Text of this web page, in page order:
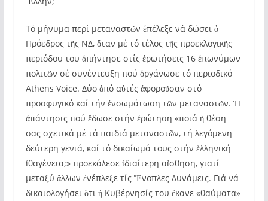
Τό μήνυμα περί μεταναστῶν ἐπέλεξε νά δώσει ὁ
Πρόεδρος τῆς ΝΔ, ὅταν μέ τό τέλος τῆς προεκλογικῆς
περιόδου του ἀπήντησε στίς ἐρωτήσεις 16 ἐπωνύμων
πολιτῶν σέ συνέντευξη πού ὀργάνωσε τό περιοδικό
Athens Voice. Δύο ἀπό αὐτές ἀφοροῦσαν στό
προσφυγικό καί τήν ἐνσωμάτωση τῶν μεταναστῶν. Ἡ
ἀπάντησις πού ἔδωσε στήν ἐρώτηση «ποιά ἡ θέση
σας σχετικά μέ τά παιδιά μεταναστῶν, τή λεγόμενη
δεύτερη γενιά, καί τό δικαίωμά τους στήν ἑλληνική
ἰθαγένεια;» προεκάλεσε ἰδιαίτερη αἴσθηση, γιατί
μεταξύ ἄλλων ἐνέπλεξε τίς Ἔνοπλες Δυνάμεις. Γιά νά
δικαιολογήσει ὅτι ἡ Κυβέρνησίς του ἔκανε «θαύματα»